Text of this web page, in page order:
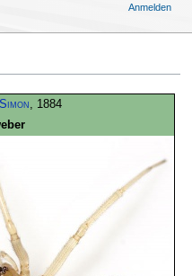
Simon, 1884
Anmelden